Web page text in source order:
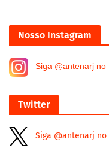
Nosso Instagram
Siga @antenarj no
Twitter
Siga @antenarj no